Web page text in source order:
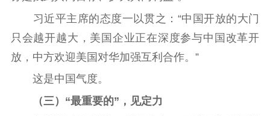
习近平主席的态度一以贯之：“中国开放的大门
只会越开越大，美国企业正在深度参与中国改革开
放，中方欢迎美国对华加强互利合作。”
这是中国气度。
（三）“最重要的”，见定力